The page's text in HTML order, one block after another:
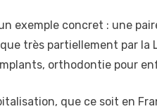
exemple concret : une
très partiellement par la
orthodontie pour
que ce soit en